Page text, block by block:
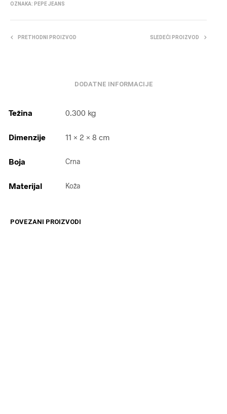
OZNAKA: PEPE JEANS
PRETHODNI PROIZVOD SLEDEĆI PROIZVOD
DODATNE INFORMACIJE
Težina 0.300 kg
Dimenzije 11 × 2 × 8 cm
Boja Crna
Materijal Koža
POVEZANI PROIZVODI